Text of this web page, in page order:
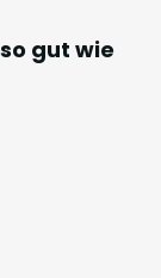
gut wie